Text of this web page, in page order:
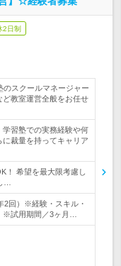
2日制
のスクールマネージャー
ど教室運営全般をお任せ
学習塾での実務経験や何
裁量を持ってキャリア
！ 希望を最大限考慮し
…
2回）※経験・スキル・
※試用期間／3ヶ月…